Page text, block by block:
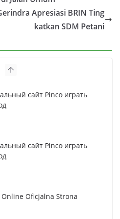
Apresiasi BRIN Ting
katkan SDM Petani
сайт Pinco играть
сайт Pinco играть
Online Oficjalna Strona